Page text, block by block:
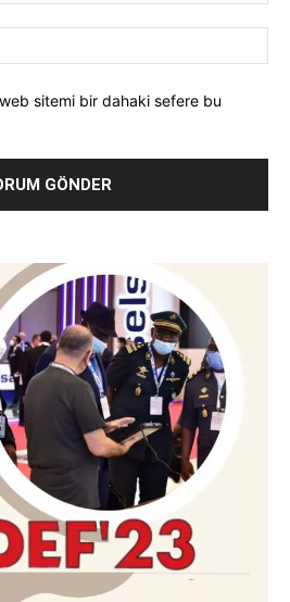
sitemi bir dahaki sefere bu